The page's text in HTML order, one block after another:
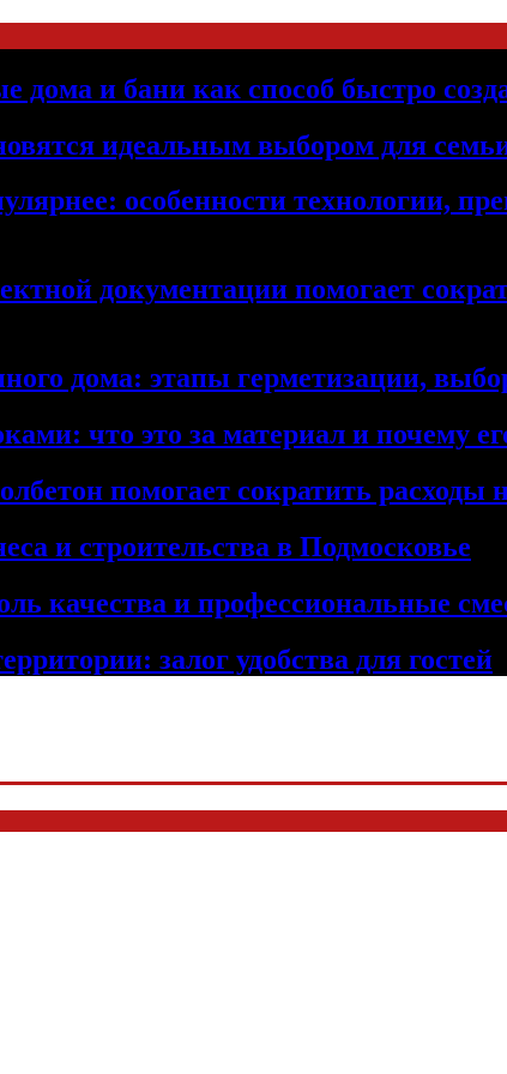
дома и бани как способ быстро
идеальным выбором для
особенности технологии,
документации помогает
дома: этапы герметизации,
что это за материал и почему
помогает сократить расходы
и строительства в Подмосковье
качества и профессиональные
залог удобства для гостей